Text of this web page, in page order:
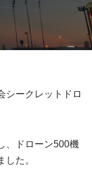
シークレットドロ
、ドローン500機
た。